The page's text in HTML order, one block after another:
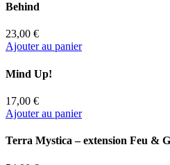
Behind
23,00 €
Ajouter au panier
Mind Up!
17,00 €
Ajouter au panier
Terra Mystica – extension Feu &